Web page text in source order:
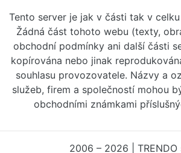
Tento server je jak v části tak v
Žádná část tohoto webu (texty,
obchodní podmínky ani další části
kopírována nebo jinak
souhlasu provozovatele. Názvy a
služeb, firem a společností mohou
obchodními známkami
2006 – 2026 | TRENDO